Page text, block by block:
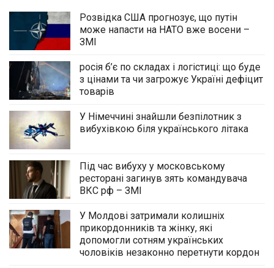
Розвідка США прогнозує, що путін
може напасти на НАТО вже восени –
ЗМІ
росія б’є по складах і логістиці: що буде
з цінами та чи загрожує Україні дефіцит
товарів
У Німеччині знайшли безпілотник з
вибухівкою біля українського літака
Під час вибуху у московському
ресторані загинув зять командувача
ВКС рф – ЗМІ
У Молдові затримали колишніх
прикордонників та жінку, які
допомогли сотням українських
чоловіків незаконно перетнути кордон